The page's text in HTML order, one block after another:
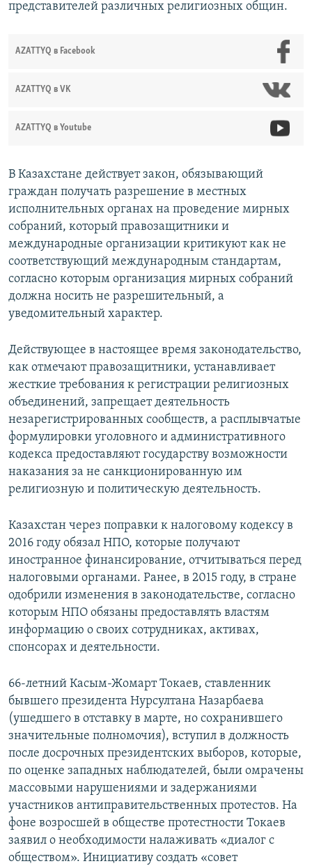
представителей различных религиозных общин.
AZATTYQ в Facebook
AZATTYQ в VK
AZATTYQ в Youtube
В Казахстане действует закон, обязывающий
граждан получать разрешение в местных
исполнительных органах на проведение мирных
собраний, который правозащитники и
международные организации критикуют как не
соответствующий международным стандартам,
согласно которым организация мирных собраний
должна носить не разрешительный, а
уведомительный характер.
Действующее в настоящее время законодательство,
как отмечают правозащитники, устанавливает
жесткие требования к регистрации религиозных
объединений, запрещает деятельность
незарегистрированных сообществ, а расплывчатые
формулировки уголовного и административного
кодекса предоставляют государству возможности
наказания за не санкционированную им
религиозную и политическую деятельность.
Казахстан через поправки к налоговому кодексу в
2016 году обязал НПО, которые получают
иностранное финансирование, отчитываться перед
налоговыми органами. Ранее, в 2015 году, в стране
одобрили изменения в законодательстве, согласно
которым НПО обязаны предоставлять властям
информацию о своих сотрудниках, активах,
спонсорах и деятельности.
66-летний Касым-Жомарт Токаев, ставленник
бывшего президента Нурсултана Назарбаева
(ушедшего в отставку в марте, но сохранившего
значительные полномочия), вступил в должность
после досрочных президентских выборов, которые,
по оценке западных наблюдателей, были омрачены
массовыми нарушениями и задержаниями
участников антиправительственных протестов. На
фоне возросшей в обществе протестности Токаев
заявил о необходимости налаживать «диалог с
обществом». Инициативу создать «совет